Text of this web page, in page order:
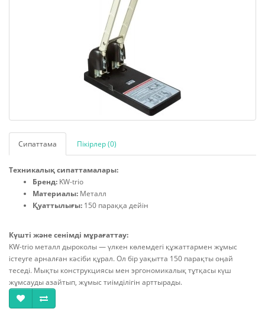
Сипаттама Пікірлер (0)
Техникалық сипаттамалары:
Бренд: KW-trio
Материалы: Металл
Қуаттылығы: 150 параққа дейін
Күшті және сенімді мұрағаттау:
KW-trio металл дыроколы — үлкен көлемдегі құжаттармен жұмыс
істеуге арналған кәсіби құрал. Ол бір уақытта 150 парақты оңай
теседі. Мықты конструкциясы мен эргономикалық тұтқасы күш
жұмсауды азайтып, жұмыс тиімділігін арттырады.